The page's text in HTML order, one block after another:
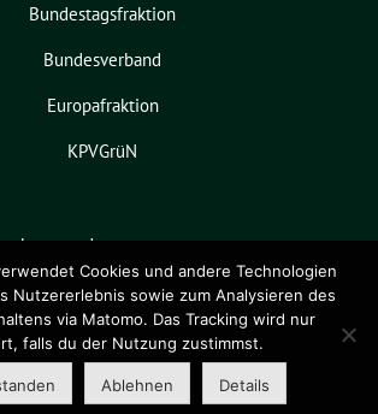
Bundestagsfraktion
Bundesverband
Europafraktion
KPVGrüN
benutzt das
sunflower ‐ ein
eG.
Cookies und andere Technologien
Nutzererlebnis sowie zum Analysieren des
via Matomo. Das Tracking wird nur
falls du der Nutzung zustimmst.
Ablehnen Details